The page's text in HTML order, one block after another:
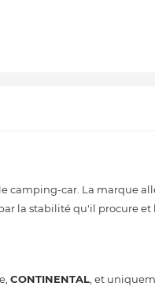
camping-car. La marque
la stabilité qu'il procure
CONTINENTAL , et